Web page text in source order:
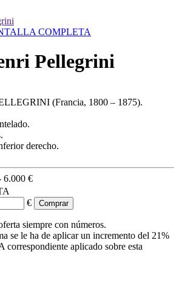
COMPLETA
Pellegrini
(Francia, 1800 – 1875).
derecho.
6.000 €
€
siempre con números.
se le ha de aplicar un incremento del 21%
aplicado sobre esta